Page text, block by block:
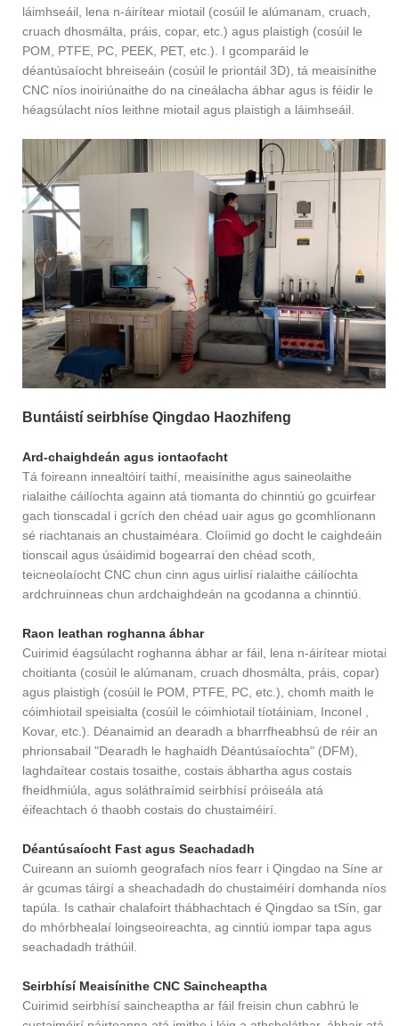
láimhseáil, lena n-áirítear miotail (cosúil le alúmanam, cruach,
cruach dhosmálta, práis, copar, etc.) agus plaistigh (cosúil le
POM, PTFE, PC, PEEK, PET, etc.). I gcomparáid le
déantúsaíocht bhreiseáin (cosúil le priontáil 3D), tá meaisínithe
CNC níos inoiriúnaithe do na cineálacha ábhar agus is féidir le
héagsúlacht níos leithne miotail agus plaistigh a láimhseáil.
Buntáistí seirbhíse Qingdao Haozhifeng
Ard-chaighdeán agus iontaofacht
Tá foireann innealtóirí taithí, meaisínithe agus saineolaithe
rialaithe cáilíochta againn atá tiomanta do chinntiú go gcuirfear
gach tionscadal i gcrích den chéad uair agus go gcomhlíonann
sé riachtanais an chustaiméara. Cloíimid go docht le caighdeáin
tionscail agus úsáidimid bogearraí den chéad scoth,
teicneolaíocht CNC chun cinn agus uirlisí rialaithe cáilíochta
ardchruinneas chun ardchaighdeán na gcodanna a chinntiú.
Raon leathan roghanna ábhar
Cuirimid éagsúlacht roghanna ábhar ar fáil, lena n-áirítear miotail
choitianta (cosúil le alúmanam, cruach dhosmálta, práis, copar)
agus plaistigh (cosúil le POM, PTFE, PC, etc.), chomh maith le
cóimhiotail speisialta (cosúil le cóimhiotail tíotáiniam, Inconel ,
Kovar, etc.). Déanaimid an dearadh a bharrfheabhsú de réir an
phrionsabail "Dearadh le haghaidh Déantúsaíochta" (DFM),
laghdaítear costais tosaithe, costais ábhartha agus costais
fheidhmiúla, agus soláthraímid seirbhísí próiseála atá
éifeachtach ó thaobh costais do chustaiméirí.
Déantúsaíocht Fast agus Seachadadh
Cuireann an suíomh geografach níos fearr i Qingdao na Síne ar
ár gcumas táirgí a sheachadadh do chustaiméirí domhanda níos
tapúla. Is cathair chalafoirt thábhachtach é Qingdao sa tSín, gar
do mhórbhealaí loingseoireachta, ag cinntiú iompar tapa agus
seachadadh tráthúil.
Seirbhísí Meaisínithe CNC Saincheaptha
Cuirimid seirbhísí saincheaptha ar fáil freisin chun cabhrú le